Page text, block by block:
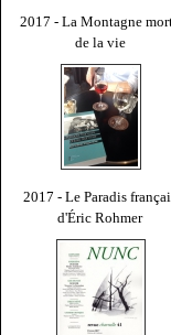
2017 - La Montagne
de la vie
2017 - Le Paradis
d'Éric Rohmer